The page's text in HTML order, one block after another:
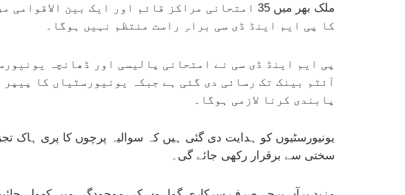
ملک بھر میں 35 امتحانی مراکز قائم اور ایک
کا پی ایم اینڈ ڈی سی براہِ راست منتظم نہیں ہوگا۔
پی ایم اینڈ ڈی سی نے امتحانی پالیسی اور ڈھانچہ
آئٹم بینک تک رسائی دی گئی ہے جبکہ یونیورسٹیاں کا
پابندی کرنا لازمی ہوگا۔
یونیورسٹیوں کو ہدایت دی گئی ہیں کہ سوالیہ پرچوں کا پری ہاک
سختی سے برقرار رکھی جائے گی۔